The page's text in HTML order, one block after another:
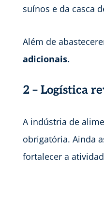
suínos e da casca
Além de
adicionais.
2 – Logística
A indústria de
obrigatória. Ainda
fortalecer a